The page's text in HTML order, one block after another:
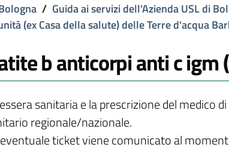
/ Guida ai servizi dell'Azienda USL di
(ex Casa della salute) delle Terre d'acqua
b anticorpi anti c igm
sanitaria e la prescrizione del medico
regionale/nazionale.
ticket viene comunicato al